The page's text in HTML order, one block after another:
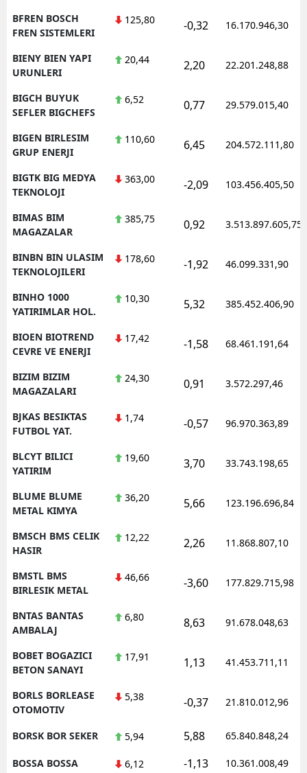
BFREN BOSCH
FREN SISTEMLERI
125,80 -0,32 16.170.946,30
BIENY BIEN YAPI
URUNLERI
20,44 2,20 22.201.248,88
BIGCH BUYUK
SEFLER BIGCHEFS
6,52 0,77 29.579.015,40
BIGEN BIRLESIM
GRUP ENERJI
110,60 6,45 204.572.111,80
BIGTK BIG MEDYA
TEKNOLOJI
363,00 -2,09 103.456.405,50
BIMAS BIM
MAGAZALAR
385,75 0,92 3.513.897.605,75
BINBN BIN ULASIM
TEKNOLOJILERI
178,60 -1,92 46.099.331,90
BINHO 1000
YATIRIMLAR HOL.
10,30 5,32 385.452.406,90
BIOEN BIOTREND
CEVRE VE ENERJI
17,42 -1,58 68.461.191,64
BIZIM BIZIM
MAGAZALARI
24,30 0,91 3.572.297,46
BJKAS BESIKTAS
FUTBOL YAT.
1,74 -0,57 96.970.363,89
BLCYT BILICI
YATIRIM
19,60 3,70 33.743.198,65
BLUME BLUME
METAL KIMYA
36,20 5,66 123.196.696,84
BMSCH BMS CELIK
HASIR
12,22 2,26 11.868.807,10
BMSTL BMS
BIRLESIK METAL
46,66 -3,60 177.829.715,98
BNTAS BANTAS
AMBALAJ
6,80 8,63 91.678.048,63
BOBET BOGAZICI
BETON SANAYI
17,91 1,13 41.453.711,11
BORLS BORLEASE
OTOMOTIV
5,38 -0,37 21.810.012,96
BORSK BOR SEKER 5,94 5,88 65.840.848,24
BOSSA BOSSA 6,12 -1,13 10.361.008,49